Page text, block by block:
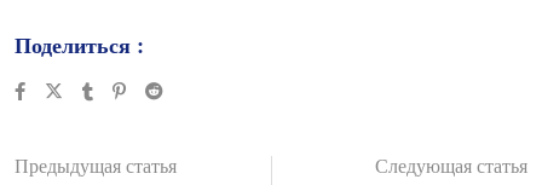
Поделиться :
TumblrPinterestReddit
Предыдущая статья Следующая статья